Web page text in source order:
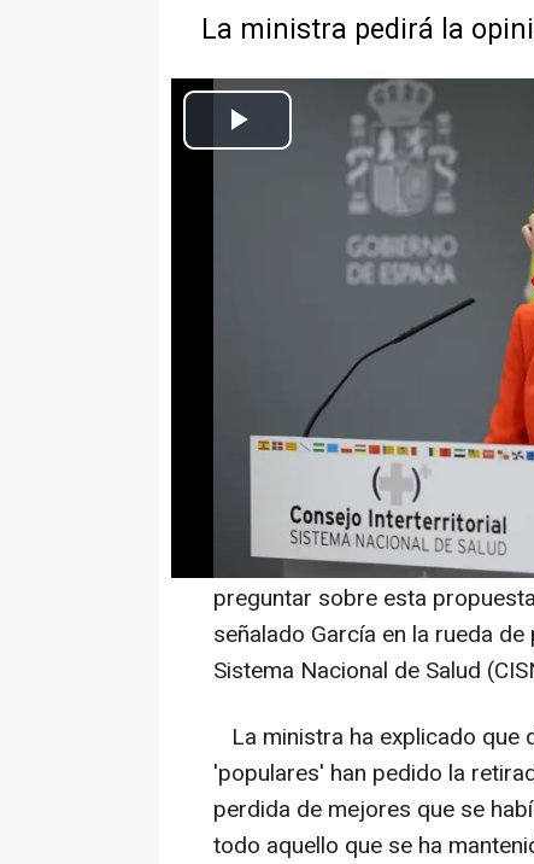
La ministra pedirá la
Imagen de la
Infosalus
Actualizado: viernes, 12 diciembre 2025 16:45
MADRID, 12 Dic. (EUROPA
La ministra de Sanidad,
las comunidades autónomas
nuevo Estatuto Marco y
petición que trasladará a los
reunión de la próxima semana
"Por eso, el lunes, en la mesa
trasladar lo que ha pasado
preguntar sobre esta
señalado García en la rueda
Sistema Nacional de Salud
La ministra ha explicado que
'populares' han pedido la
perdida de mejores que se
todo aquello que se ha